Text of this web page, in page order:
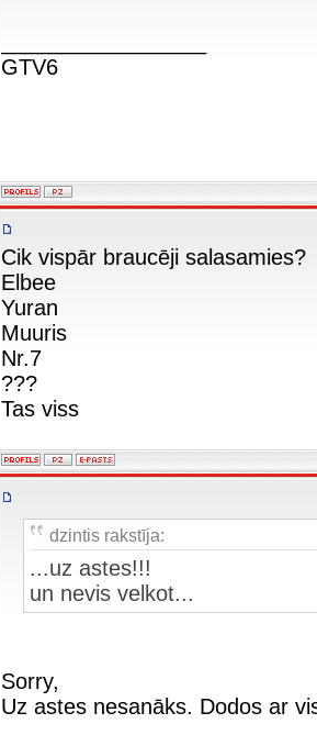
GTV6
Cik vispār braucēji salasamies?
Elbee
Yuran
Muuris
Nr.7
???
Tas viss
dzintis rakstīja:
...uz astes!!!
un nevis velkot...
Sorry,
Uz astes nesanāks. Dodos ar